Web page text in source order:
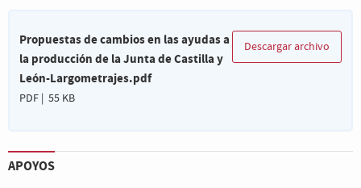
Descargar archivo
Propuestas de cambios en las ayudas a
la producción de la Junta de Castilla y
León-Largometrajes.pdf
PDF | 55 KB
APOYOS